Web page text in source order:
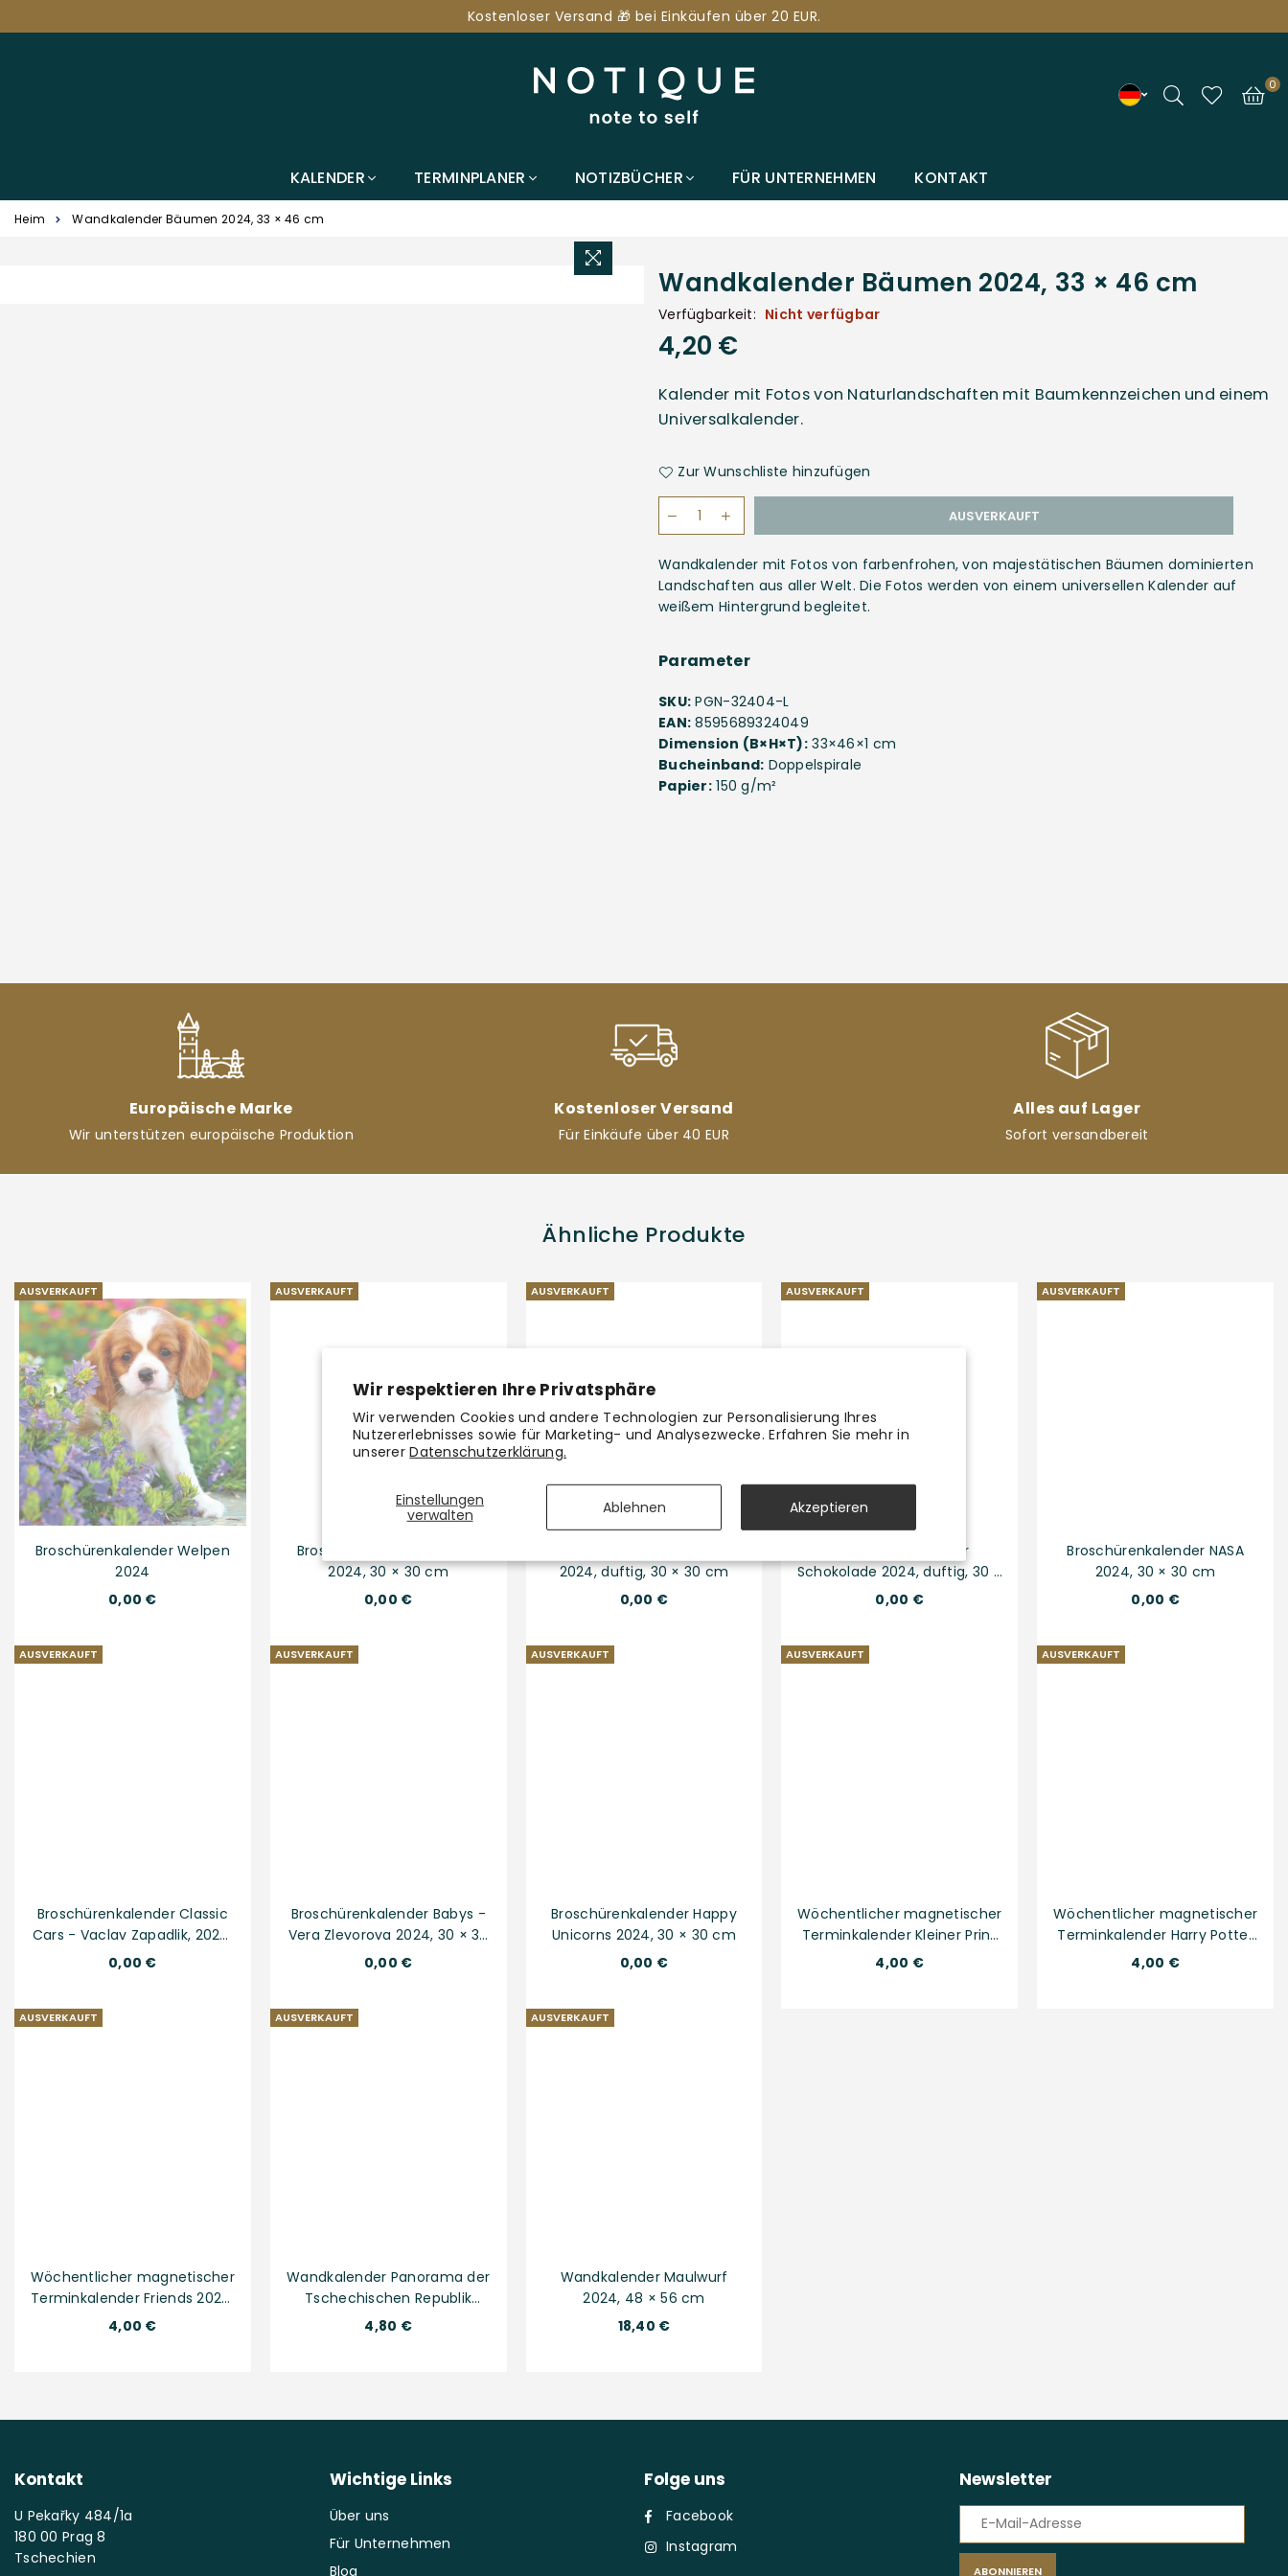
Wir respektieren Ihre Privatsphäre
Wir verwenden Cookies und andere Technologien zur Personalisierung Ihres
Nutzererlebnisses sowie für Marketing- und Analysezwecke. Erfahren Sie mehr in
unsererDatenschutzerklärung.
Einstellungen
verwalten
Akzeptieren
Ablehnen
Kostenloser Versand 🎁 bei Einkäufen über 20 EUR.
NOTIQUE.DE
0
KALENDER TERMINPLANER NOTIZBÜCHER FÜR UNTERNEHMEN KONTAKT
Heim Wandkalender Bäumen 2024, 33 × 46 cm
Wandkalender Bäumen 2024, 33 × 46 cm
Verfügbarkeit: Nicht verfügbar
Normaler
4,20 €
Kalender mit Fotos von Naturlandschaften mit Baumkennzeichen und einem
Universalkalender.
Zur Wunschliste hinzufügen
AUSVERKAUFT
Wandkalender mit Fotos von farbenfrohen, von majestätischen Bäumen dominierten
Landschaften aus aller Welt. Die Fotos werden von einem universellen Kalender auf
weißem Hintergrund begleitet.
Parameter
SKU: PGN-32404-L
EAN: 8595689324049
Dimension (B×H×T): 33×46×1 cm
Bucheinband: Doppelspirale
Papier:150 g/m²
Europäische Marke
Wir unterstützen europäische Produktion
Kostenloser Versand
Für Einkäufe über 40 EUR
Alles auf Lager
Sofort versandbereit
Ähnliche Produkte
AUSVERKAUFT
Broschürenkalender Welpen
2024
Normaler
0,00 €
AUSVERKAUFT
Broschürenkalender Wölfe
2024, 30 × 30 cm
Normaler
0,00 €
AUSVERKAUFT
2024, duftig, 30 × 30 cm
Normaler
0,00 €
AUSVERKAUFT
Broschürenkalender
Schokolade 2024, duftig, 30 ×
30 cm
Normaler
0,00 €
AUSVERKAUFT
Broschürenkalender NASA
2024, 30 × 30 cm
Normaler
0,00 €
AUSVERKAUFT
Broschürenkalender Classic
Cars - Vaclav Zapadlik, 2024,
30 × 30 cm
Normaler
0,00 €
AUSVERKAUFT
Broschürenkalender Babys -
Vera Zlevorova 2024, 30 × 30
cm
Normaler
0,00 €
AUSVERKAUFT
Broschürenkalender Happy
Unicorns 2024, 30 × 30 cm
Normaler
0,00 €
AUSVERKAUFT
Wöchentlicher magnetischer
Terminkalender Kleiner Prinz
2024, 11 × 16 cm
Normaler
4,00 €
AUSVERKAUFT
Wöchentlicher magnetischer
Terminkalender Harry Potter
2024, 11 × 16 cm
Normaler
4,00 €
AUSVERKAUFT
Wöchentlicher magnetischer
Terminkalender Friends 2024,
11 × 16 cm
Normaler
4,00 €
AUSVERKAUFT
Wandkalender Panorama der
Tschechischen Republik
2024, 48 × 33 cm
Normaler
4,80 €
AUSVERKAUFT
Wandkalender Maulwurf
2024, 48 × 56 cm
Normaler
18,40 €
Kontakt
U Pekařky 484/1a
180 00 Prag 8
Tschechien
Wichtige Links
Über uns
Für Unternehmen
Blog
Folge uns
Facebook
Instagram
Newsletter
ABONNIEREN